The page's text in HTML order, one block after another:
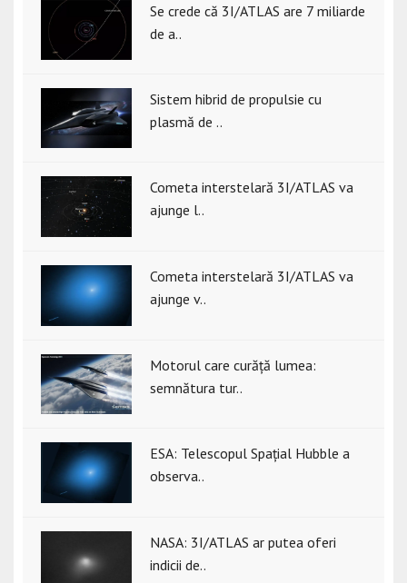
Se crede că 3I/ATLAS are 7 miliarde
de a..
Sistem hibrid de propulsie cu
plasmă de ..
Cometa interstelară 3I/ATLAS va
ajunge l..
Cometa interstelară 3I/ATLAS va
ajunge v..
Motorul care curăță lumea:
semnătura tur..
ESA: Telescopul Spațial Hubble a
observa..
NASA: 3I/ATLAS ar putea oferi
indicii de..